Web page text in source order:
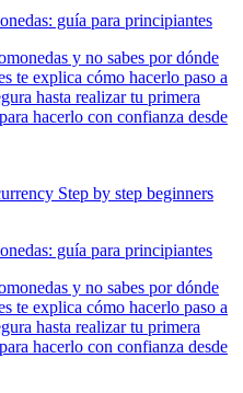
guía para principiantes
y no sabes por dónde
te explica cómo hacerlo paso a
hasta realizar tu primera
hacerlo con confianza desde
guía para principiantes
y no sabes por dónde
te explica cómo hacerlo paso a
hasta realizar tu primera
hacerlo con confianza desde